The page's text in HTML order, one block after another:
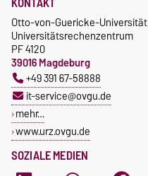
SOZIALE MEDIEN
Otto-von-Guericke-Universität
Universitätsrechenzentrum
PF 4120
39016 Magdeburg
+49 391 67-58888
it-service@ovgu.de
mehr…
www.urz.ovgu.de